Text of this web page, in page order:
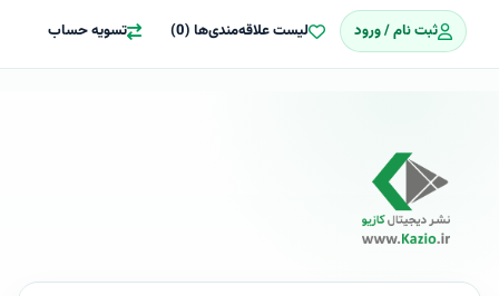
ثبت نام / ورود لیست علاقه‌مندی‌ها (0) تسویه حساب